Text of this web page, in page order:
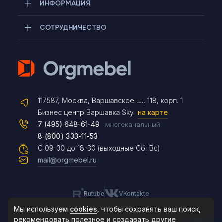
ИНФОРМАЦИЯ
СОТРУДНИЧЕСТВО
117587, Москва, Варшавское ш., 118, корп. 1
Бизнес центр Варшавка Sky на карте
С 09-30 до 18-30 (выходные Сб, Вс)
7 (495) 648-61-49 многоканальный
8 (800) 333-11-53
mail@orgmebel.ru
Rutube VKontakte
Telegram
Max
Чат на сайте
8 (495) 183-47-87
По будням с 09:30 до 18:30
Мы используем cookies , чтобы сохранять ваш поиск,
рекомендовать полезное и создавать другие